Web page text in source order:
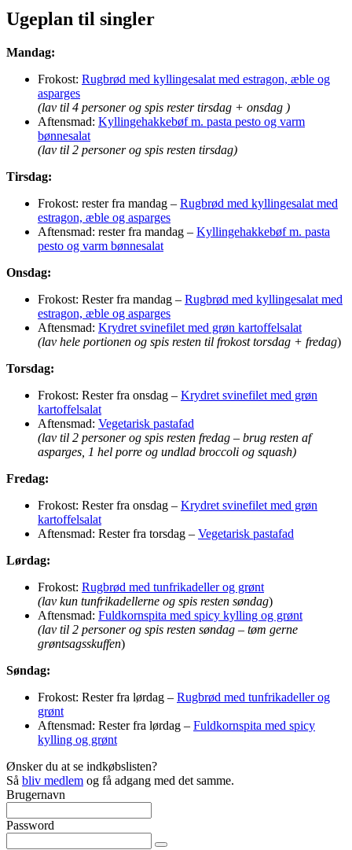
Ugeplan til singler
Mandag:
Frokost: Rugbrød med kyllingesalat med estragon, æble og
asparges
(lav til 4 personer og spis rester tirsdag + onsdag )
Aftensmad: Kyllingehakkebøf m. pasta pesto og varm
bønnesalat
(lav til 2 personer og spis resten tirsdag)
Tirsdag:
Frokost: rester fra mandag – Rugbrød med kyllingesalat med
estragon, æble og asparges
Aftensmad: rester fra mandag – Kyllingehakkebøf m. pasta
pesto og varm bønnesalat
Onsdag:
Frokost: Rester fra mandag – Rugbrød med kyllingesalat med
estragon, æble og asparges
Aftensmad: Krydret svinefilet med grøn kartoffelsalat
(lav hele portionen og spis resten til frokost torsdag + fredag)
Torsdag:
Frokost: Rester fra onsdag – Krydret svinefilet med grøn
kartoffelsalat
Aftensmad: Vegetarisk pastafad
(lav til 2 personer og spis resten fredag – brug resten af
asparges, 1 hel porre og undlad broccoli og squash)
Fredag:
Frokost: Rester fra onsdag – Krydret svinefilet med grøn
kartoffelsalat
Aftensmad: Rester fra torsdag – Vegetarisk pastafad
Lørdag:
Frokost: Rugbrød med tunfrikadeller og grønt
(lav kun tunfrikadellerne og spis resten søndag)
Aftensmad: Fuldkornspita med spicy kylling og grønt
(lav til 2 personer og spis resten søndag – tøm gerne
grøntsagsskuffen)
Søndag:
Frokost: Rester fra lørdag – Rugbrød med tunfrikadeller og
grønt
Aftensmad: Rester fra lørdag – Fuldkornspita med spicy
kylling og grønt
Ønsker du at se indkøbslisten?
Så bliv medlem og få adgang med det samme.
Brugernavn
Password